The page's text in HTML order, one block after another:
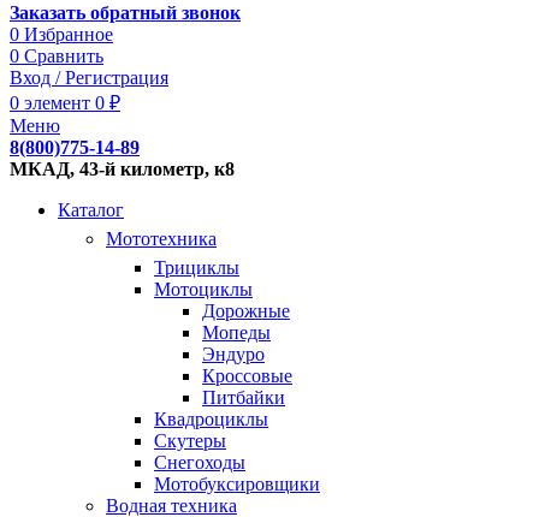
Заказать обратный звонок
0 Избранное
0 Сравнить
Вход / Регистрация
0 элемент 0 ₽
Меню
8(800)775-14-89
МКАД, 43-й километр, к8
Каталог
Мототехника
Трициклы
Мотоциклы
Дорожные
Мопеды
Эндуро
Кроссовые
Питбайки
Квадроциклы
Скутеры
Снегоходы
Мотобуксировщики
Водная техника